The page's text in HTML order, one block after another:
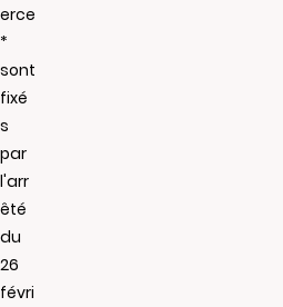
erce
*
sont
fixé
s
par
l'arr
êté
du
26
févri